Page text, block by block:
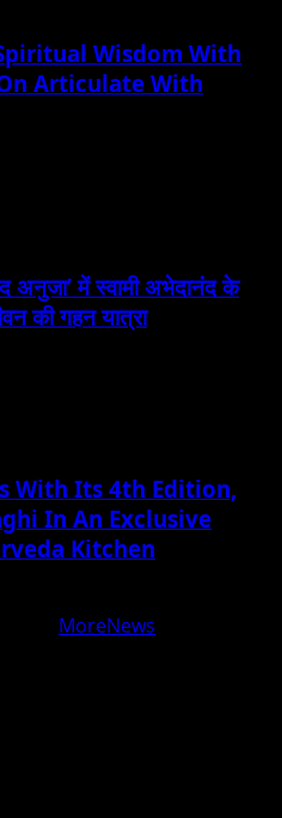
Wisdom With
Articulate With
अनुजा’ में स्वामी अभेदानंद के
की गहन यात्रा
With Its 4th Edition,
In An Exclusive
Kitchen
MoreNews